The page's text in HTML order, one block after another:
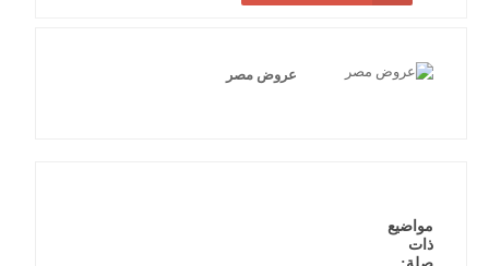
عروض مصر
مواضيع
ذات